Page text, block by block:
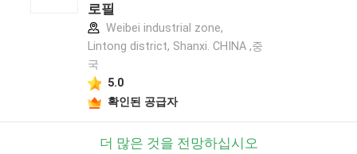
로필
Weibei industrial zone,
Lintong district, Shanxi. CHINA ,중
국
5.0
확인된 공급자
더 많은 것을 전망하십시오